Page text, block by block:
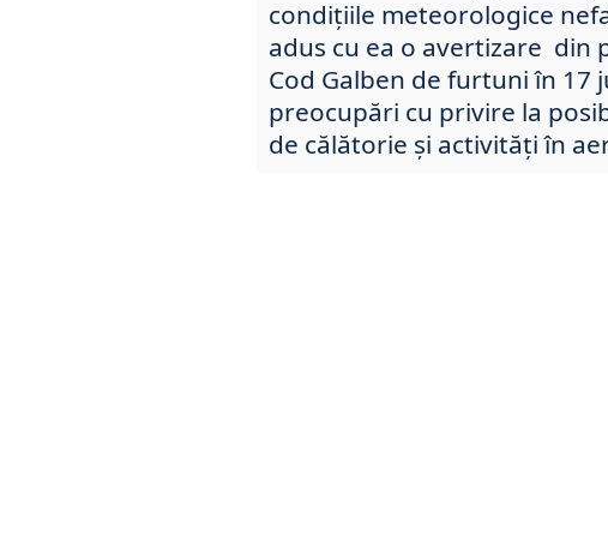
condițiile meteorologice
adus cu ea o avertizare din
Cod Galben de furtuni în 17
preocupări cu privire la
de călătorie și activități în